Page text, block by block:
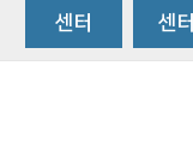
센터 센터